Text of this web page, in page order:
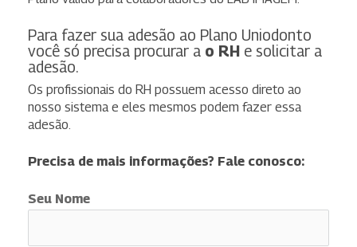
Para fazer sua adesão ao Plano Uniodonto
você só precisa procurar a o RHe solicitar a
adesão.
Os profissionais do RH possuem acesso direto ao
nosso sistema e eles mesmos podem fazer essa
adesão.
Precisa de mais informações? Fale conosco:
Seu Nome